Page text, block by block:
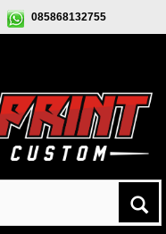
085868132755